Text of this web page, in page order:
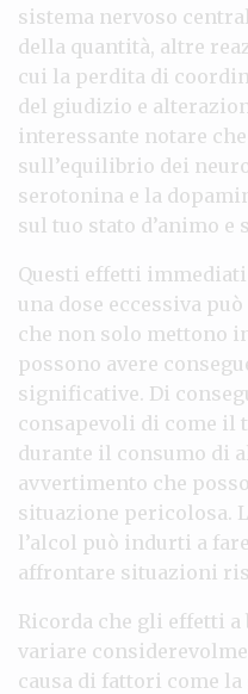
sistema nervoso
della quantità, altre
cui la perdita di
del giudizio e
interessante notare
sull’equilibrio dei
serotonina e la
sul tuo stato d’animo
Questi effetti
una dose eccessiva
che non solo mettono
possono avere
significative. Di
consapevoli di come il
durante il consumo di
avvertimento che
situazione pericolosa.
l’alcol può indurti a
affrontare situazioni
Ricorda che gli effetti
variare
causa di fattori come la